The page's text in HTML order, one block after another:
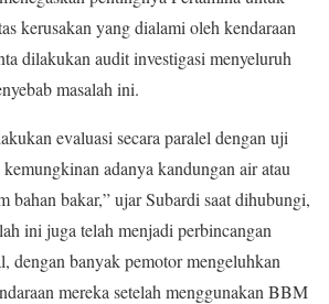
kerusakan yang dialami oleh kendaraan
dilakukan audit investigasi menyeluruh
masalah ini.
evaluasi secara paralel dengan uji
adanya kandungan air atau
bahan bakar,” ujar Subardi saat dihubungi,
ini juga telah menjadi perbincangan
dengan banyak pemotor mengeluhkan
mereka setelah menggunakan BBM